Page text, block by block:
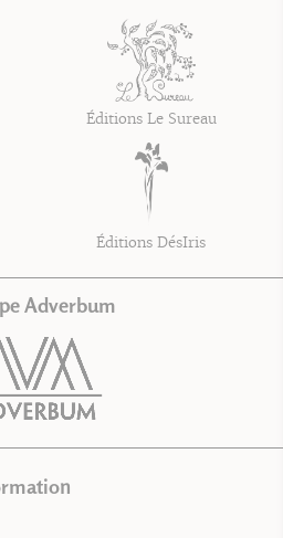
Éditions Le Sureau
Éditions DésIris
Adverbum